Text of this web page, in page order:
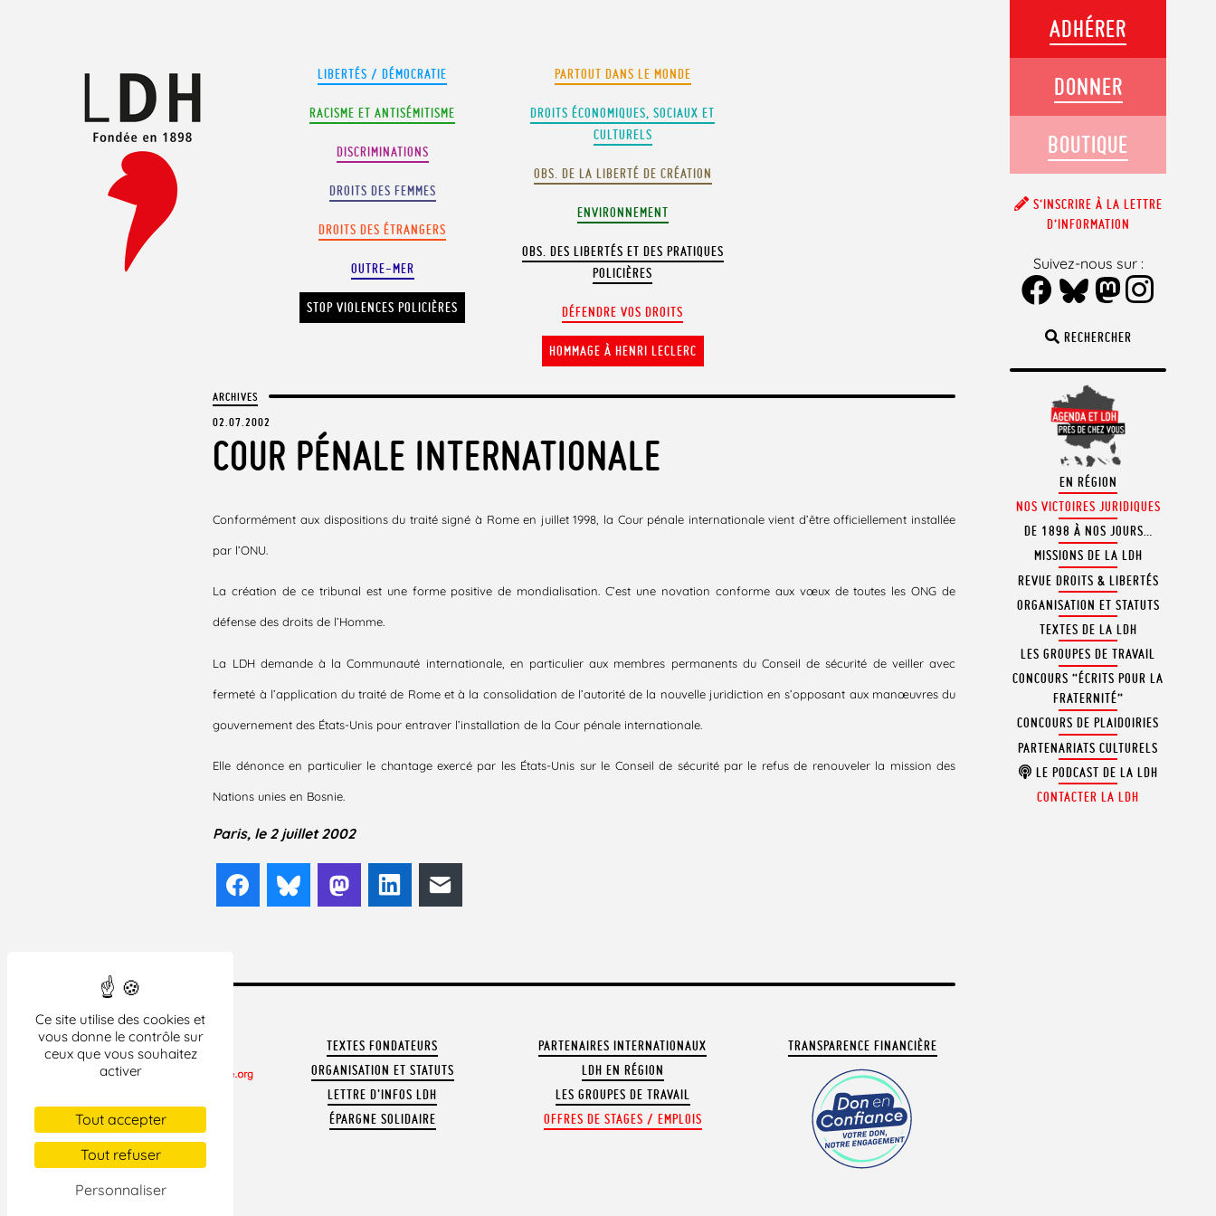
Ce site utilise des cookies et
vous donne le contrôle sur
ceux que vous souhaitez
activer
Tout accepter
Tout refuser
Personnaliser
LIBERTÉS / DÉMOCRATIE
RACISME ET ANTISÉMITISME
DISCRIMINATIONS
DROITS DES FEMMES
DROITS DES ÉTRANGERS
OUTRE-MER
STOP VIOLENCES POLICIÈRES
PARTOUT DANS LE MONDE
DROITS ÉCONOMIQUES, SOCIAUX ET
CULTURELS
OBS. DE LA LIBERTÉ DE CRÉATION
ENVIRONNEMENT
OBS. DES LIBERTÉS ET DES PRATIQUES
POLICIÈRES
DÉFENDRE VOS DROITS
HOMMAGE À HENRI LECLERC
ARCHIVES
02.07.2002
COUR PÉNALE INTERNATIONALE
Conformément aux dispositions du traité signé à Rome en juillet 1998, la Cour pénale internationale vient d’être officiellement installée
par l’ONU.
La création de ce tribunal est une forme positive de mondialisation. C’est une novation conforme aux vœux de toutes les ONG de
défense des droits de l’Homme.
La LDH demande à la Communauté internationale, en particulier aux membres permanents du Conseil de sécurité de veiller avec
fermeté à l’application du traité de Rome et à la consolidation de l’autorité de la nouvelle juridiction en s’opposant aux manœuvres du
gouvernement des États-Unis pour entraver l’installation de la Cour pénale internationale.
Elle dénonce en particulier le chantage exercé par les États-Unis sur le Conseil de sécurité par le refus de renouveler la mission des
Nations unies en Bosnie.
Paris, le 2 juillet 2002
FacebookBlueskyMastodonLinkedIn
REVUE DE PRESSE
ARCHIVES
TEXTES FONDATEURS
ORGANISATION ET STATUTS
LETTRE D'INFOS LDH
ÉPARGNE SOLIDAIRE
PARTENAIRES INTERNATIONAUX
LDH EN RÉGION
LES GROUPES DE TRAVAIL
OFFRES DE STAGES / EMPLOIS
TRANSPARENCE FINANCIÈRE
RECHERCHER
EN RÉGION
NOS VICTOIRES JURIDIQUES
DE 1898 À NOS JOURS…
MISSIONS DE LA LDH
REVUE DROITS & LIBERTÉS
ORGANISATION ET STATUTS
TEXTES DE LA LDH
LES GROUPES DE TRAVAIL
CONCOURS “ÉCRITS POUR LA
FRATERNITÉ”
CONCOURS DE PLAIDOIRIES
PARTENARIATS CULTURELS
LE PODCAST DE LA LDH
CONTACTER LA LDH
ADHÉRER
DONNER
BOUTIQUE
S’INSCRIRE À LA LETTRE
D’INFORMATION
Suivez-nous sur :